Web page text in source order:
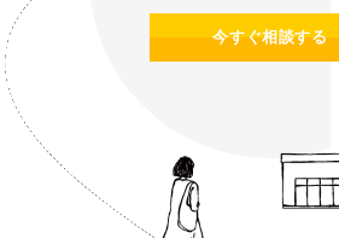
今すぐ相談する